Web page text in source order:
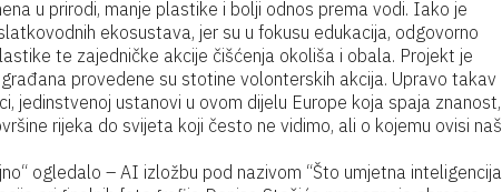
u prirodi, manje plastike i bolji odnos prema vodi. Iako je
ekosustava, jer su u fokusu edukacija, odgovorno
te zajedničke akcije čišćenja okoliša i obala. Projekt je
provedene su stotine volonterskih akcija. Upravo takav
jedinstvenoj ustanovi u ovom dijelu Europe koja spaja znanost,
rijeka do svijeta koji često ne vidimo, ali o kojemu ovisi naš
ogledalo – AI izložbu pod nazivom “Što umjetna inteligencija